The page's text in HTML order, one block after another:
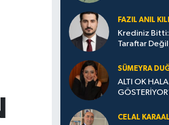
FAZIL ANIL
Krediniz Bitti:
Taraftar
SÜMEYRA
ALTI OK
CELAL KARAALİ